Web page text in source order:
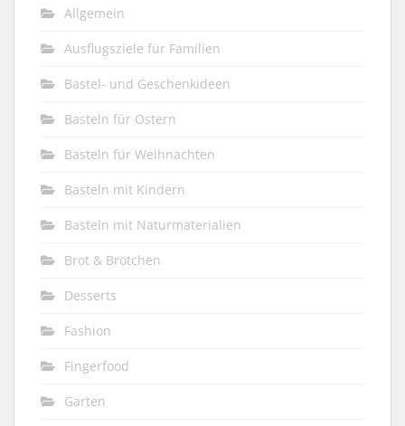
Allgemein
Ausflugsziele für Familien
Bastel- und Geschenkideen
Basteln für Ostern
Basteln für Weihnachten
Basteln mit Kindern
Basteln mit Naturmaterialien
Brot & Brötchen
Desserts
Fashion
Fingerfood
Garten